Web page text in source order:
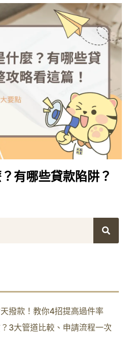
有哪些貸款陷阱？
撥款！教你4招提高過件率
3大管道比較、申請流程一次